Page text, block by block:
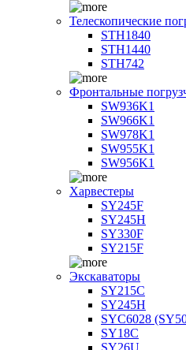
Телескопические
STH1840
STH1440
STH742
Фронтальные
SW936K1
SW966K1
SW978K1
SW955K1
SW956K1
Харвестеры
SY245F
SY245H
SY330F
SY215F
Экскаваторы
SY215C
SY245H
SYC6028
SY18C
SY26U